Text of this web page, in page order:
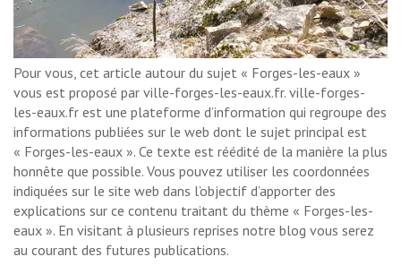
Pour vous, cet article autour du sujet « Forges-les-eaux »
vous est proposé par ville-forges-les-eaux.fr. ville-forges-
les-eaux.fr est une plateforme d’information qui regroupe des
informations publiées sur le web dont le sujet principal est
« Forges-les-eaux ». Ce texte est réédité de la manière la plus
honnête que possible. Vous pouvez utiliser les coordonnées
indiquées sur le site web dans l’objectif d’apporter des
explications sur ce contenu traitant du thème « Forges-les-
eaux ». En visitant à plusieurs reprises notre blog vous serez
au courant des futures publications.